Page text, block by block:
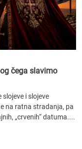
čega slavimo
i slojeve
na ratna stradanja, pa
„crvenih“ datuma....